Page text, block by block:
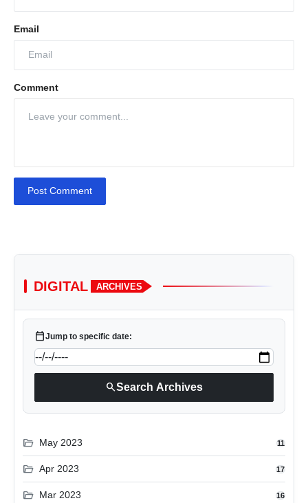
Email
Comment
Post Comment
DIGITAL ARCHIVES
calendar_todayJump to specific date:
searchSearch Archives
folder_open May 2023 11
folder_open Apr 2023 17
folder_open Mar 2023 16